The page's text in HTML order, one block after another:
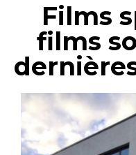
Films
films